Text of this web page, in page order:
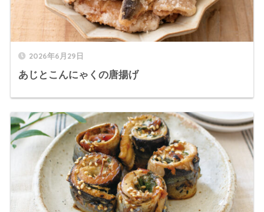
2026年6月29日
あじとこんにゃくの唐揚げ